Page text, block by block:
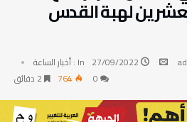
لهبة القدس
27/09/2022
In : أخبار الساعة
764 2 ‫دقائق‬